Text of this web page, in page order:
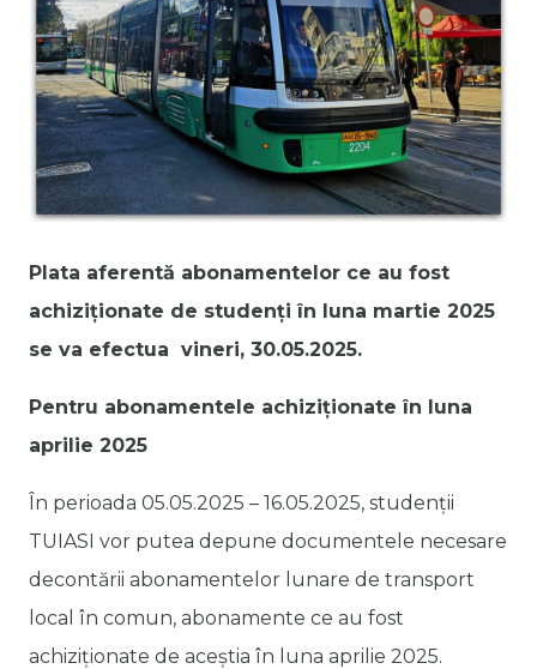
Plata aferentă abonamentelor ce au fost
achiziționate de studenți în luna martie 2025
se va efectua vineri, 30.05.2025.
Pentru abonamentele achiziționate în luna
aprilie 2025
În perioada 05.05.2025 – 16.05.2025, studenții
TUIASI vor putea depune documentele necesare
decontării abonamentelor lunare de transport
local în comun, abonamente ce au fost
achiziționate de aceștia în luna aprilie 2025.